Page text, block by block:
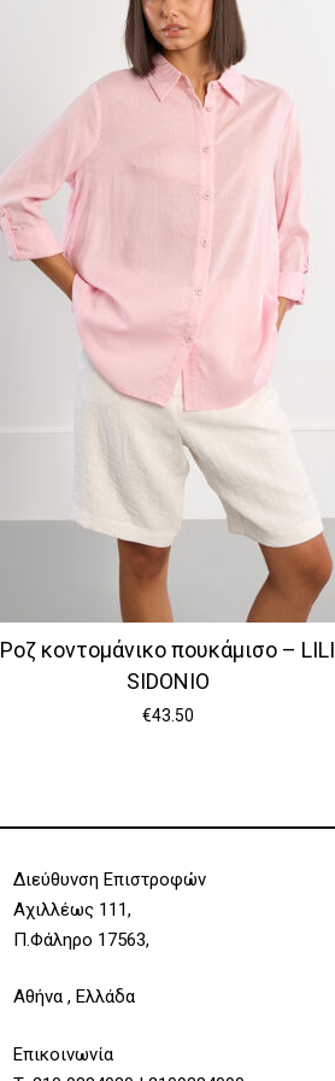
Ροζ κοντομάνικο πουκάμισο – LILI
SIDONIO
€43.50
Διεύθυνση Επιστροφών
Αχιλλέως 111,
Π.Φάληρο 17563,
Αθήνα , Ελλάδα
Επικοινωνία